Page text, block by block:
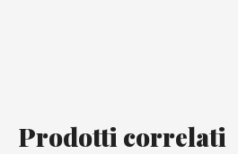
Prodotti correlati